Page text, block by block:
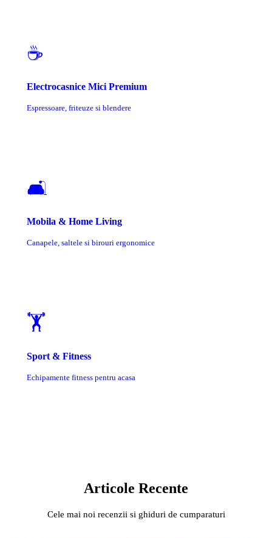
☕
Electrocasnice Mici Premium
Espressoare, friteuze si blendere
🛋️
Mobila & Home Living
Canapele, saltele si birouri ergonomice
🏋️
Sport & Fitness
Echipamente fitness pentru acasa
Articole Recente
Cele mai noi recenzii si ghiduri de cumparaturi